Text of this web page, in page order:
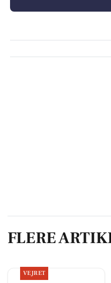
FLERE
VEJRET